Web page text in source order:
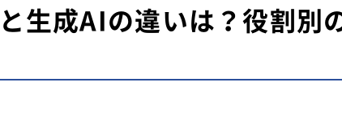
生成AIの違いは？役割別